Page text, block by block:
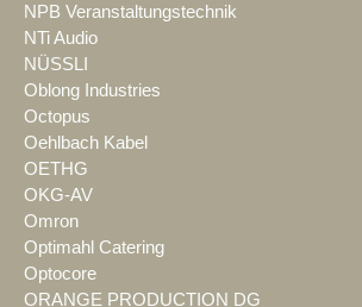
NPB Veranstaltungstechnik
NTi Audio
NÜSSLI
Oblong Industries
Octopus
Oehlbach Kabel
OETHG
OKG-AV
Omron
Optimahl Catering
Optocore
ORANGE PRODUCTION DG